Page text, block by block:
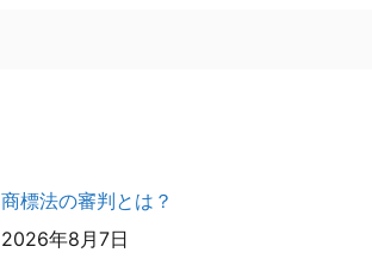
商標法の審判とは？
2026年8月7日